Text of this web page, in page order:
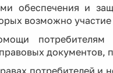
обеспечения и
возможно
потребителям
документов,
потребителей и